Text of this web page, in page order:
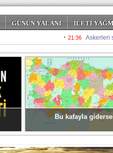
GÜNÜN YALANI
İLETİ
Bu kafayla